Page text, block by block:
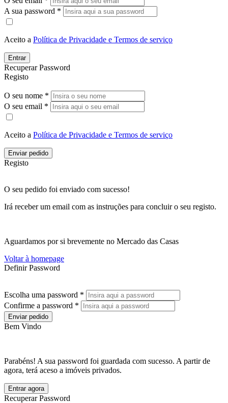
A sua password *
Aceito a Política de Privacidade e Termos de serviço
Entrar
Recuperar Password
Registo
O seu nome *
O seu email *
Aceito a Política de Privacidade e Termos de serviço
Enviar pedido
Registo
O seu pedido foi enviado com sucesso!
Irá receber um email com as instruções para concluir o seu registo.
Aguardamos por si brevemente no Mercado das Casas
Voltar à homepage
Definir Password
Escolha uma password *
Confirme a password *
Enviar pedido
Bem Vindo
Parabéns! A sua password foi guardada com sucesso. A partir de
agora, terá aceso a imóveis privados.
Entrar agora
Recuperar Password